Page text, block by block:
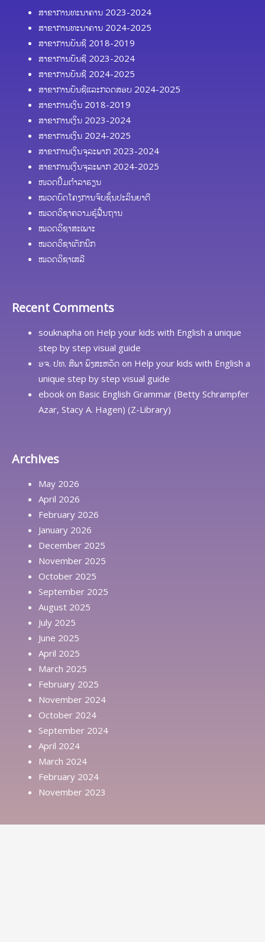
ສາຂາການທະນາຄານ 2023-2024
ສາຂາການທະນາຄານ 2024-2025
ສາຂາການບັນຊີ 2018-2019
ສາຂາການບັນຊີ 2023-2024
ສາຂາການບັນຊີ 2024-2025
ສາຂາການບັນຊີແລະກວດສອບ 2024-2025
ສາຂາການເງິນ 2018-2019
ສາຂາການເງິນ 2023-2024
ສາຂາການເງິນ 2024-2025
ສາຂາການເງິນຈຸລະພາກ 2023-2024
ສາຂາການເງິນຈຸລະພາກ 2024-2025
ໜວດປຶ້ມຕຳລາຮຽນ
ໝວດບົດໂຄງການຈົບຊັ້ນປະລິນຍາຕີ
ໝວດວິຊາຄວາມຮູ້ຟື້ນຖານ
ໝວດວິຊາສະເພາະ
ໝວດວິຊາເຕັກນິກ
ໝວດວິຊາເສລີ
Recent Comments
souknapha on Help your kids with English a unique
step by step visual guide
ອຈ. ປທ. ສີພາ ພົງສະຫວັດ on Help your kids with English a
unique step by step visual guide
ebook on Basic English Grammar (Betty Schrampfer
Azar, Stacy A. Hagen) (Z-Library)
Archives
May 2026
April 2026
February 2026
January 2026
December 2025
November 2025
October 2025
September 2025
August 2025
July 2025
June 2025
April 2025
March 2025
February 2025
November 2024
October 2024
September 2024
April 2024
March 2024
February 2024
November 2023